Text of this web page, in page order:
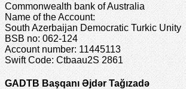
Commonwealth bank of Australia
Name of the Account:
South Azerbaijan Democratic Turkic Unity
BSB no: 062-124
Account number: 11445113
Swift Code: Ctbaau2S 2861
GADTB Başqanı Əjdər Tağızadə